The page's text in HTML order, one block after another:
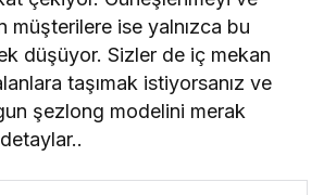
müşterilere ise yalnızca bu
düşüyor. Sizler de iç mekan
taşımak istiyorsanız ve
şezlong modelini merak